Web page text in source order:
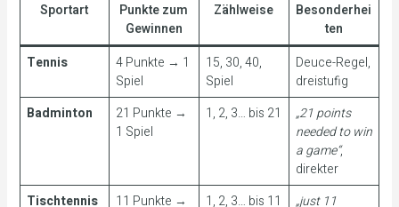
Sportart
Punkte zum
Gewinnen
Zählweise
Besonderhei
ten
Tennis
4 Punkte → 1
Spiel
15, 30, 40,
Spiel
Deuce-Regel,
dreistufig
Badminton
21 Punkte →
1 Spiel
1, 2, 3… bis 21
„21 points
needed to win
a game“,
direkter
Tischtennis
11 Punkte →
1, 2, 3… bis 11
„just 11